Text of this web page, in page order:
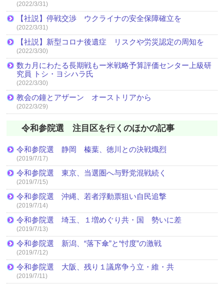
(2022/3/31)
【社説】停戦交渉 ウクライナの安全保障確立を
(2022/3/31)
【社説】新型コロナ後遺症 リスクや労災認定の周知を
(2022/3/30)
数カ月にわたる長期戦もー米戦略予算評価センター上級研
究員 トシ・ヨシハラ氏
(2022/3/30)
教会の鐘とアザーン オーストリアから
(2022/3/29)
令和参院選 注目区を行くのほかの記事
令和参院選 静岡 榛葉、徳川との決戦熾烈
(2019/7/17)
令和参院選 東京、当選圏へ与野党混戦続く
(2019/7/15)
令和参院選 沖縄、若者浮動票狙い自民追撃
(2019/7/14)
令和参院選 埼玉、１増めぐり共・国 勢いに差
(2019/7/13)
令和参院選 新潟、“落下傘”と“忖度”の激戦
(2019/7/12)
令和参院選 大阪、残り１議席争う立・維・共
(2019/7/11)